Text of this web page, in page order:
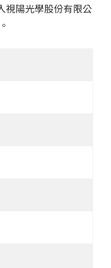
視陽光學股份有限公